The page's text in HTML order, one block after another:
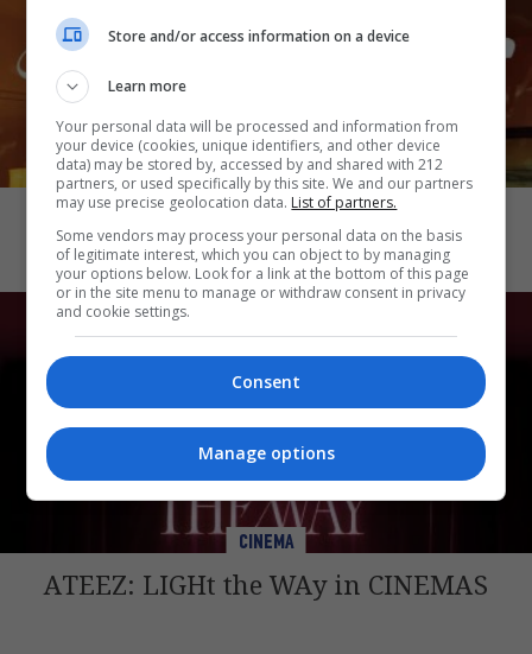
CINEMA
Katseye: Wild Hearts
CINEMA
ATEEZ: LIGHt the WAy in CINEMAS
Store and/or access information on a device
Learn more
Your personal data will be processed and information from
your device (cookies, unique identifiers, and other device
data) may be stored by, accessed by and shared with 212
partners, or used specifically by this site. We and our partners
may use precise geolocation data. List of partners.
Some vendors may process your personal data on the basis
of legitimate interest, which you can object to by managing
your options below. Look for a link at the bottom of this page
or in the site menu to manage or withdraw consent in privacy
and cookie settings.
Consent
Manage options